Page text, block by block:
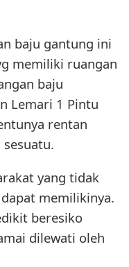
baju gantung ini
memiliki ruangan
baju
Lemari 1 Pintu
rentan
yang tidak
memilikinya.
beresiko
dilewati oleh